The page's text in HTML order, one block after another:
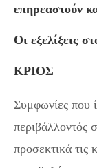
επηρεαστούν
Οι εξελίξεις
ΚΡΙΟΣ
Συμφωνίες που
περιβάλλοντός
προσεκτικά τις